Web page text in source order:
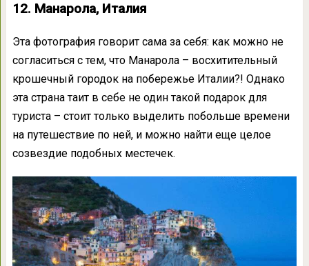
12. Манарола, Италия
Эта фотография говорит сама за себя: как можно не
согласиться с тем, что Манарола – восхитительный
крошечный городок на побережье Италии?! Однако
эта страна таит в себе не один такой подарок для
туриста – стоит только выделить побольше времени
на путешествие по ней, и можно найти еще целое
созвездие подобных местечек.